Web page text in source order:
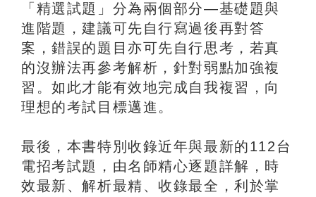
「精選試題」分為兩個部分―基礎題與
進階題，建議可先自行寫過後再對答
案，錯誤的題目亦可先自行思考，若真
的沒辦法再參考解析，針對弱點加強複
習。如此才能有效地完成自我複習，向
理想的考試目標邁進。
最後，本書特別收錄近年與最新的112台
電招考試題，由名師精心逐題詳解，時
效最新、解析最精、收錄最全，利於掌